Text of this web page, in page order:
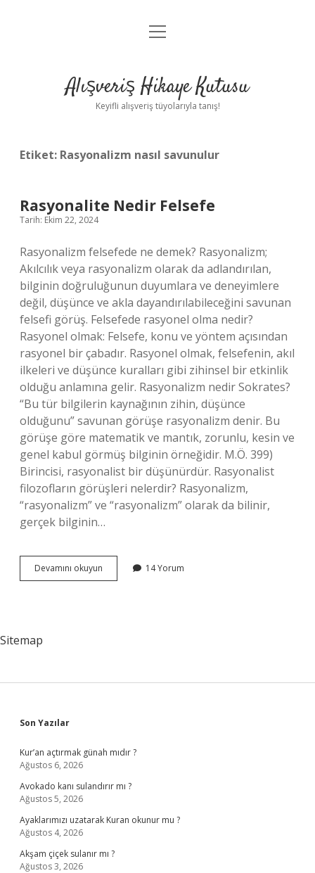
Anasayfa
Yasal Uyarı
menüyü
Alışveriş Hikaye Kutusu
Keyifli alışveriş tüyolarıyla tanış!
Etiket: Rasyonalizm nasıl savunulur
Rasyonalite Nedir Felsefe
Tarih: Ekim 22, 2024
Rasyonalizm felsefede ne demek? Rasyonalizm;
Akılcılık veya rasyonalizm olarak da adlandırılan,
bilginin doğruluğunun duyumlara ve deneyimlere
değil, düşünce ve akla dayandırılabileceğini savunan
felsefi görüş. Felsefede rasyonel olma nedir?
Rasyonel olmak: Felsefe, konu ve yöntem açısından
rasyonel bir çabadır. Rasyonel olmak, felsefenin, akıl
ilkeleri ve düşünce kuralları gibi zihinsel bir etkinlik
olduğu anlamına gelir. Rasyonalizm nedir Sokrates?
“Bu tür bilgilerin kaynağının zihin, düşünce
olduğunu” savunan görüşe rasyonalizm denir. Bu
görüşe göre matematik ve mantık, zorunlu, kesin ve
genel kabul görmüş bilginin örneğidir. M.Ö. 399)
Birincisi, rasyonalist bir düşünürdür. Rasyonalist
filozofların görüşleri nelerdir? Rasyonalizm,
“rasyonalizm” ve “rasyonalizm” olarak da bilinir,
gerçek bilginin…
Devamını okuyun Rasyonalite
Nedir
14 Yorum
Sitemap
Sidebar
Son Yazılar
Kur’an açtırmak günah mıdır ?
Ağustos 6, 2026
Avokado kanı sulandırır mı ?
Ağustos 5, 2026
Ayaklarımızı uzatarak Kuran okunur mu ?
Ağustos 4, 2026
Akşam çiçek sulanır mı ?
Ağustos 3, 2026